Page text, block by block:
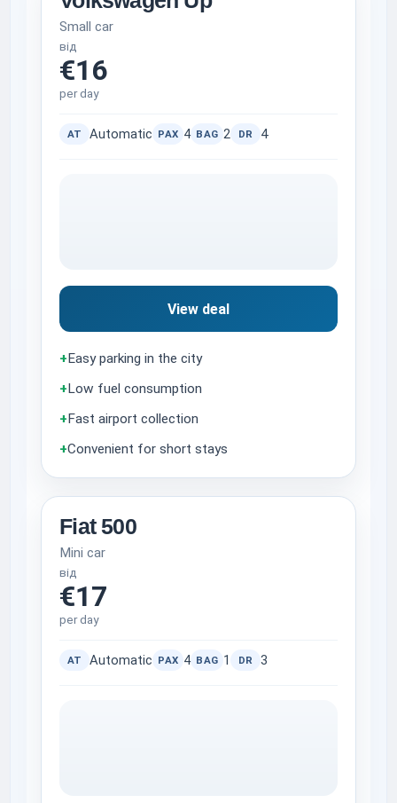
Small car
від
€16
per day
AT Automatic PAX 4 BAG 2 DR 4
View deal
+ Easy parking in the city
+ Low fuel consumption
+ Fast airport collection
+Convenient for short stays
Fiat 500
Mini car
від
€17
per day
AT Automatic PAX 4 BAG 1 DR 3